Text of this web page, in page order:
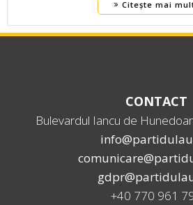
Citește mai
CONTACT
Bulevardul Iancu de
+40 770 961